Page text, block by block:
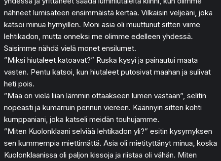
nähneet lumisateen ensimmäistä kertaa. Vilkaisin veljeäni, joka
katsoi minua hymyillen. Moni asia oli muuttunut sitten viime
lehtikadon, mutta onneksi me olimme edelleen yhdessä.
Saisimme nähdä vielä monet ensilumet.
”Miksi hiutaleet katoavat?” Ruska kysyi ja painautui maata
vasten. Pentu katsoi, kun hiutaleet putosivat maahan ja sulivat
heti pois.
”Maa on vielä liian lämmin ottaakseen lumen vastaan”, selitin
nopeasti ja kumarruin pennun viereen. Käännyin sitten kohti
kumppaniani, joka katseli meidän touhujamme.
”Miten Kuolonklaani selviää lehtikadon yli?” esitin kysymyksen
sen kummempia miettimättä. Asia oli mietityttänyt minua, koska
Kuolonklaanissa oli paljon kissoja ja riistaa oli vähän. Miten